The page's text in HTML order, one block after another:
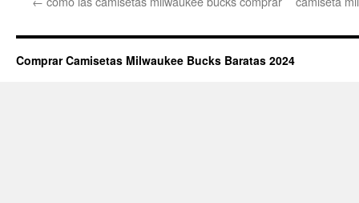
Comprar Camisetas Milwaukee Bucks Baratas 2024